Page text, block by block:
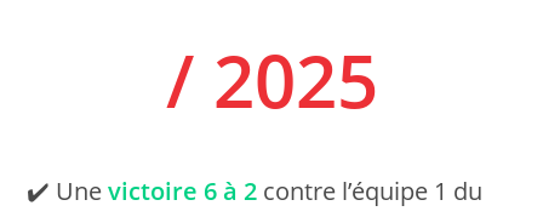
/ 2025
✔️ Unevictoire 6 à 2 contre l’équipe 1 du